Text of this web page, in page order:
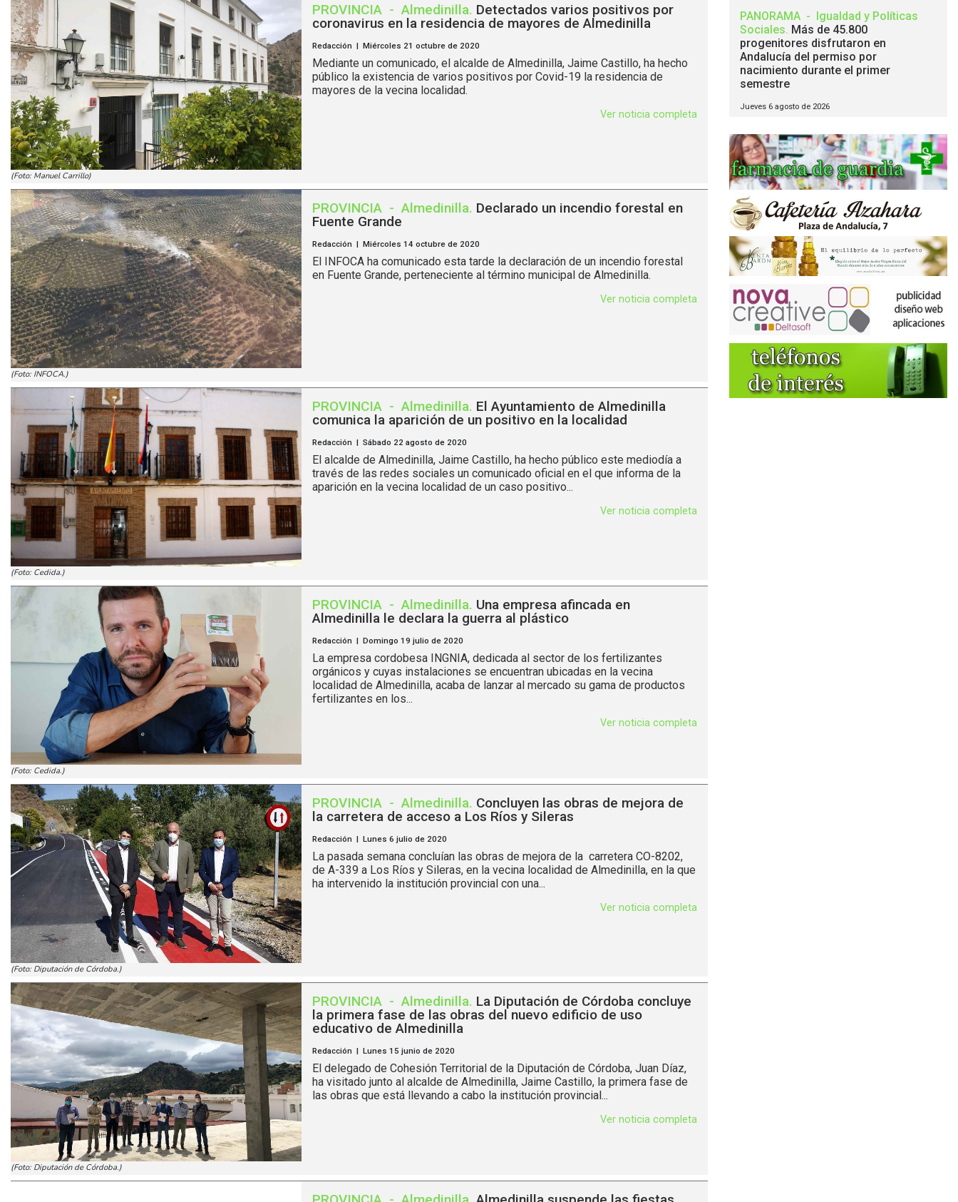
(Foto: Manuel Carrillo)
PROVINCIA - Almedinilla. Detectados varios positivos por
coronavirus en la residencia de mayores de Almedinilla
Redacción | Miércoles 21 octubre de 2020
Mediante un comunicado, el alcalde de Almedinilla, Jaime Castillo, ha hecho
público la existencia de varios positivos por Covid-19 la residencia de
mayores de la vecina localidad.
Ver noticia completa
(Foto: INFOCA.)
PROVINCIA - Almedinilla. Declarado un incendio forestal en
Fuente Grande
Redacción | Miércoles 14 octubre de 2020
El INFOCA ha comunicado esta tarde la declaración de un incendio forestal
en Fuente Grande, perteneciente al término municipal de Almedinilla.
Ver noticia completa
(Foto: Cedida.)
PROVINCIA - Almedinilla. El Ayuntamiento de Almedinilla
comunica la aparición de un positivo en la localidad
Redacción | Sábado 22 agosto de 2020
El alcalde de Almedinilla, Jaime Castillo, ha hecho público este mediodía a
través de las redes sociales un comunicado oficial en el que informa de la
aparición en la vecina localidad de un caso positivo...
Ver noticia completa
(Foto: Cedida.)
PROVINCIA - Almedinilla. Una empresa afincada en
Almedinilla le declara la guerra al plástico
Redacción | Domingo 19 julio de 2020
La empresa cordobesa INGNIA, dedicada al sector de los fertilizantes
orgánicos y cuyas instalaciones se encuentran ubicadas en la vecina
localidad de Almedinilla, acaba de lanzar al mercado su gama de productos
fertilizantes en los...
Ver noticia completa
(Foto: Diputación de Córdoba.)
PROVINCIA - Almedinilla. Concluyen las obras de mejora de
la carretera de acceso a Los Ríos y Sileras
Redacción | Lunes 6 julio de 2020
La pasada semana concluían las obras de mejora de la carretera CO-8202,
de A-339 a Los Ríos y Sileras, en la vecina localidad de Almedinilla, en la que
ha intervenido la institución provincial con una...
Ver noticia completa
(Foto: Diputación de Córdoba.)
PROVINCIA - Almedinilla. La Diputación de Córdoba concluye
la primera fase de las obras del nuevo edificio de uso
educativo de Almedinilla
Redacción | Lunes 15 junio de 2020
El delegado de Cohesión Territorial de la Diputación de Córdoba, Juan Díaz,
ha visitado junto al alcalde de Almedinilla, Jaime Castillo, la primera fase de
las obras que está llevando a cabo la institución provincial...
Ver noticia completa
PANORAMA - Igualdad y Políticas
Sociales. Más de 45.800
progenitores disfrutaron en
Andalucía del permiso por
nacimiento durante el primer
semestre
Jueves 6 agosto de 2026